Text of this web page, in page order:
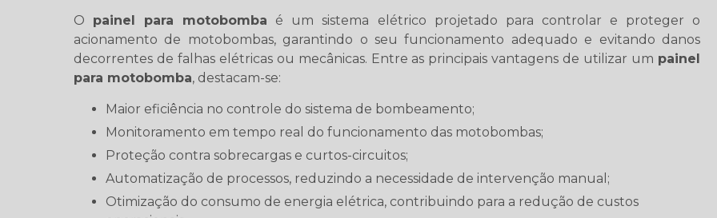
O painel para motobomba é um sistema elétrico projetado para controlar e proteger o
acionamento de motobombas, garantindo o seu funcionamento adequado e evitando danos
decorrentes de falhas elétricas ou mecânicas. Entre as principais vantagens de utilizar um painel
para motobomba, destacam-se:
Maior eficiência no controle do sistema de bombeamento;
Monitoramento em tempo real do funcionamento das motobombas;
Proteção contra sobrecargas e curtos-circuitos;
Automatização de processos, reduzindo a necessidade de intervenção manual;
Otimização do consumo de energia elétrica, contribuindo para a redução de custos